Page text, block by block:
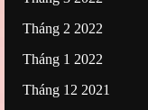
Tháng 2 2022
Tháng 1 2022
Tháng 12 2021